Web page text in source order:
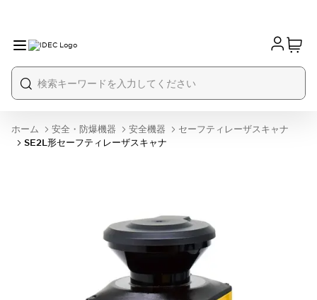
ホーム 安全・防爆機器 安全機器
セーフティレーザスキャナ
SE2L形セーフティレーザスキャナ